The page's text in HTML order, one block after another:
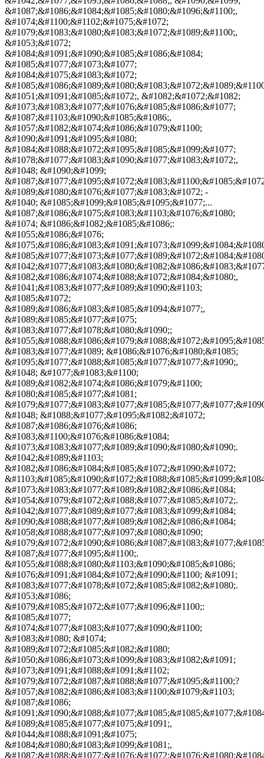
&#1087;&#1086;&#1084;&#1085;&#1080;&#1096;&#1100;,
&#1074;&#1100;&#1102;&#1075;&#1072;
&#1079;&#1083;&#1080;&#1083;&#1072;&#1089;&#1100;,
&#1053;&#1072;
&#1084;&#1091;&#1090;&#1085;&#1086;&#1084;
&#1085;&#1077;&#1073;&#1077;
&#1084;&#1075;&#1083;&#1072;
&#1051;&#1091;&#1085;&#1072;, &#1082;&#1072;&#1082;
&#1073;&#1083;&#1077;&#1076;&#1085;&#1086;&#1077;
&#1087;&#1103;&#1090;&#1085;&#1086;,
&#1057;&#1082;&#1074;&#1086;&#1079;&#1100;
&#1090;&#1091;&#1095;&#1080;
&#1084;&#1088;&#1072;&#1095;&#1085;&#1099;&#1077;
&#1078;&#1077;&#1083;&#1090;&#1077;&#1083;&#1072;,
&#1048; &#1090;&#1099;
&#1089;&#1080;&#1076;&#1077;&#1083;&#1072; -
&#1040; &#1085;&#1099;&#1085;&#1095;&#1077;...
&#1087;&#1086;&#1075;&#1083;&#1103;&#1076;&#1080;
&#1074; &#1086;&#1082;&#1085;&#1086;:
&#1055;&#1086;&#1076;
&#1082;&#1086;&#1074;&#1088;&#1072;&#1084;&#1080;,
&#1041;&#1083;&#1077;&#1089;&#1090;&#1103;
&#1085;&#1072;
&#1089;&#1086;&#1083;&#1085;&#1094;&#1077;,
&#1089;&#1085;&#1077;&#1075;
&#1083;&#1077;&#1078;&#1080;&#1090;;
&#1083;&#1077;&#1089; &#1086;&#1076;&#1080;&#1085;
&#1095;&#1077;&#1088;&#1085;&#1077;&#1077;&#1090;,
&#1048; &#1077;&#1083;&#1100;
&#1089;&#1082;&#1074;&#1086;&#1079;&#1100;
&#1080;&#1085;&#1077;&#1081;
&#1048; &#1088;&#1077;&#1095;&#1082;&#1072;
&#1087;&#1086;&#1076;&#1086;
&#1083;&#1100;&#1076;&#1086;&#1084;
&#1073;&#1083;&#1077;&#1089;&#1090;&#1080;&#1090;.
&#1042;&#1089;&#1103;
&#1082;&#1086;&#1084;&#1085;&#1072;&#1090;&#1072;
&#1073;&#1083;&#1077;&#1089;&#1082;&#1086;&#1084;
&#1054;&#1079;&#1072;&#1088;&#1077;&#1085;&#1072;.
&#1042;&#1077;&#1089;&#1077;&#1083;&#1099;&#1084;
&#1090;&#1088;&#1077;&#1089;&#1082;&#1086;&#1084;
&#1058;&#1088;&#1077;&#1097;&#1080;&#1090;
&#1087;&#1077;&#1095;&#1100;.
&#1055;&#1088;&#1080;&#1103;&#1090;&#1085;&#1086;
&#1076;&#1091;&#1084;&#1072;&#1090;&#1100; &#1091;
&#1083;&#1077;&#1078;&#1072;&#1085;&#1082;&#1080;.
&#1053;&#1086;
&#1079;&#1085;&#1072;&#1077;&#1096;&#1100;:
&#1085;&#1077;
&#1074;&#1077;&#1083;&#1077;&#1090;&#1100;
&#1083;&#1080; &#1074;
&#1089;&#1072;&#1085;&#1082;&#1080;
&#1050;&#1086;&#1073;&#1099;&#1083;&#1082;&#1091;
&#1073;&#1091;&#1088;&#1091;&#1102;
&#1079;&#1072;&#1087;&#1088;&#1077;&#1095;&#1100;?
&#1057;&#1082;&#1086;&#1083;&#1100;&#1079;&#1103;
&#1087;&#1086;
&#1089;&#1085;&#1077;&#1075;&#1091;,
&#1044;&#1088;&#1091;&#1075;
&#1084;&#1080;&#1083;&#1099;&#1081;,